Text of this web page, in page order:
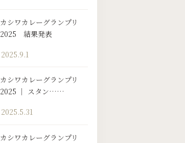
カシワカレーグランプリ
2025 結果発表
2025.9.1
カシワカレーグランプリ
2025 ｜ スタン……
2025.5.31
カシワカレーグランプリ